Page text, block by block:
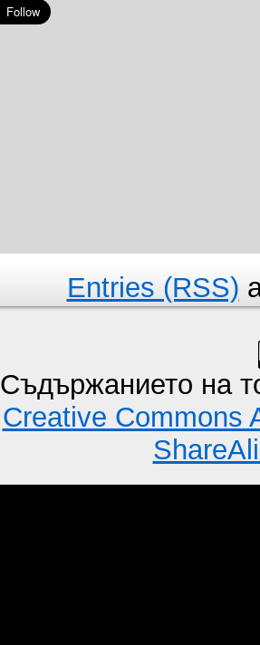
Entries (RSS)
Съдържанието на
Creative Commons